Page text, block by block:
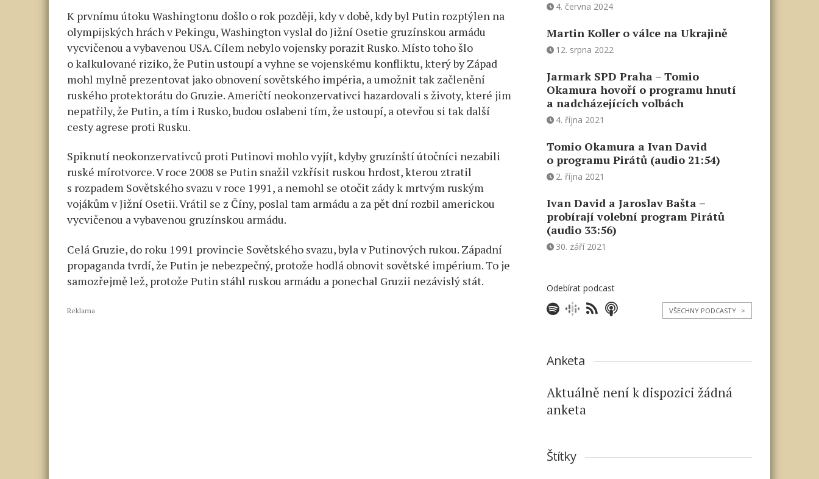
K prvnímu útoku Washingtonu došlo o rok později, kdy v době, kdy byl Putin rozptýlen na
olympijských hrách v Pekingu, Washington vyslal do Jižní Osetie gruzínskou armádu
vycvičenou a vybavenou USA. Cílem nebylo vojensky porazit Rusko. Místo toho šlo
o kalkulované riziko, že Putin ustoupí a vyhne se vojenskému konfliktu, který by Západ
mohl mylně prezentovat jako obnovení sovětského impéria, a umožnit tak začlenění
ruského protektorátu do Gruzie. Američtí neokonzervativci hazardovali s životy, které jim
nepatřily, že Putin, a tím i Rusko, budou oslabeni tím, že ustoupí, a otevřou si tak další
cesty agrese proti Rusku.
Spiknutí neokonzervativců proti Putinovi mohlo vyjít, kdyby gruzínští útočníci nezabili
ruské mírotvorce. V roce 2008 se Putin snažil vzkřísit ruskou hrdost, kterou ztratil
s rozpadem Sovětského svazu v roce 1991, a nemohl se otočit zády k mrtvým ruským
vojákům v Jižní Osetii. Vrátil se z Číny, poslal tam armádu a za pět dní rozbil americkou
vycvičenou a vybavenou gruzínskou armádu.
Celá Gruzie, do roku 1991 provincie Sovětského svazu, byla v Putinových rukou. Západní
propaganda tvrdí, že Putin je nebezpečný, protože hodlá obnovit sovětské impérium. To je
samozřejmě lež, protože Putin stáhl ruskou armádu a ponechal Gruzii nezávislý stát.
Reklama
4. června 2024
Martin Koller o válce na Ukrajině
12. srpna 2022
Jarmark SPD Praha – Tomio
Okamura hovoří o programu hnutí
a nadcházejících volbách
4. října 2021
Tomio Okamura a Ivan David
o programu Pirátů (audio 21:54)
2. října 2021
Ivan David a Jaroslav Bašta –
probírají volební program Pirátů
(audio 33:56)
30. září 2021
Odebírat podcast
VŠECHNY PODCASTY >
Anketa
Aktuálně není k dispozici žádná
anketa
Štítky